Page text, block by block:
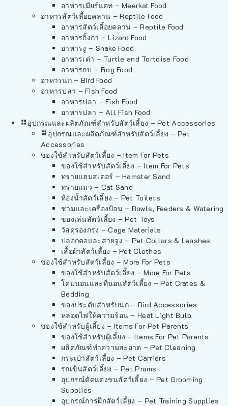
อาหารเมียร์แคท – Meerkat Food
อาหารสัตว์เลี้อยคลาน – Reptile Food
อาหารสัตว์เลี้อยคลาน – Reptile Food
อาหารกิ้งก่า – Lizard Food
อาหารงู – Snake Food
อาหารเต่า – Turtle and Tortoise Food
อาหารกบ – Frog Food
อาหารนก – Bird Food
อาหารปลา – Fish Food
อาหารปลา – Fish Food
อาหารปลา – All Fish Food
อุปกรณและผลิตภัณฑ์สำหรับสัตว์เลี้ยง – Pet Accessories
อุปกรณและผลิตภัณฑ์สำหรับสัตว์เลี้ยง – Pet
Accessories
ของใช้สำหรับสัตว์เลี้ยง – Item For Pets
ของใช้สำหรับสัตว์เลี้ยง – Item For Pets
ทรายแฮมสเตอร์ – Hamster Sand
ทรายแมว – Cat Sand
ห้องน้ำสัตว์เลี้ยง – Pet Toilets
ชามและเครื่องป้อน – Bowls, Feeders & Watering
ของเล่นสัตว์เลี้ยง – Pet Toys
วัสดุรองกรง – Cage Materials
ปลอกคอและสายจูง – Pet Collars & Leashes
เสื้อผ้าสัตว์เลี้ยง – Pet Clothes
ของใช้สำหรับสัตว์เลี้ยง – More For Pets
ของใช้สำหรับสัตว์เลี้ยง – More For Pets
โดมนอนและที่นอนสัตว์เลี้ยง – Pet Crates &
Bedding
ของประดับสำหรับนก – Bird Accessories
หลอดไฟให้ความร้อน – Heat Light Bulb
ของใช้สำหรับผู้เลี้ยง – Items For Pet Parents
ของใช้สำหรับผู้เลี้ยง – Items For Pet Parents
ผลิตภัณฑ์ทำความสะอาด – Pet Cleaning
กระเป๋าสัตว์เลี้ยง – Pet Carriers
รถเข็นสัตว์เลี้ยง – Pet Prams
อุปกรณ์ตัดแต่งขนสัตว์เลี้ยง – Pet Grooming
Supplies
อุปกรณ์การฝึกสัตว์เลี้ยง – Pet Training Supplies